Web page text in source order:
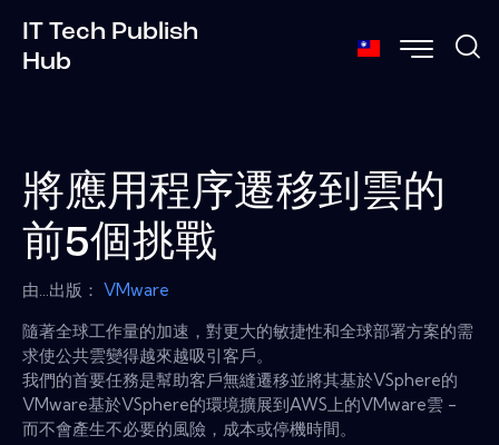
IT Tech Publish
Hub
將應用程序遷移到雲的
前5個挑戰
由...出版： VMware
隨著全球工作量的加速，對更大的敏捷性和全球部署方案的需
求使公共雲變得越來越吸引客戶。
我們的首要任務是幫助客戶無縫遷移並將其基於VSphere的
VMware基於VSphere的環境擴展到AWS上的VMware雲 -
而不會產生不必要的風險，成本或停機時間。